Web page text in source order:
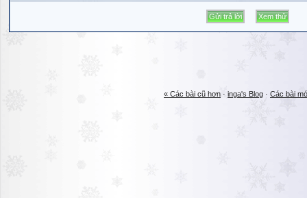
« Các bài cũ hơn · inga's Blog · Các bài